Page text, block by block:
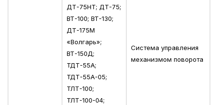
ДТ-75НТ; ДТ-75;
ВТ-100; ВТ-130;
ДТ-175М
«Волгарь»;
ВТ-150Д;
ТДТ-55А;
ТДТ-55А-05;
ТЛТ-100;
ТЛТ-100-04;
Система управления
механизмом поворота